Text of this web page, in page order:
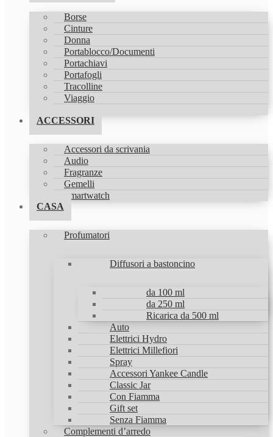
Borse
Cinture
Donna
Portablocco/Documenti
Portachiavi
Portafogli
Tracolline
Viaggio
ACCESSORI
Accessori da scrivania
Audio
Fragranze
Gemelli
Smartwatch
CASA
Profumatori
Diffusori a bastoncino
da 100 ml
da 250 ml
Ricarica da 500 ml
Auto
Elettrici Hydro
Elettrici Millefiori
Spray
Accessori Yankee Candle
Classic Jar
Con Fiamma
Gift set
Senza Fiamma
Complementi d’arredo